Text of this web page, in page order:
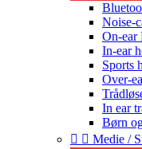
Noise-
On-ear
In-ear
Sports
Over-
In ear
Børn
  Medie /